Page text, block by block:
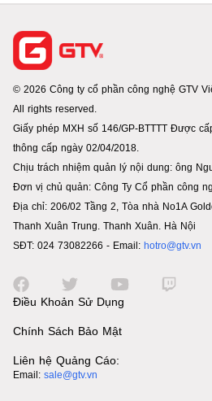
© 2026 Công ty cổ phần công nghệ GTV
All rights reserved.
Giấy phép MXH số 146/GP-BTTTT Được
thông cấp ngày 02/04/2018.
Chịu trách nhiệm quản lý nội dung: ông
Đơn vị chủ quản: Công Ty Cổ phần công
Địa chỉ: 206/02 Tầng 2, Tòa nhà No1A
Thanh Xuân Trung. Thanh Xuân. Hà Nội
SĐT: 024 73082266 - Email: hotro@gtv.vn
Điều Khoản Sử Dụng
Chính Sách Bảo Mật
Liên hệ Quảng Cáo:
Email: sale@gtv.vn